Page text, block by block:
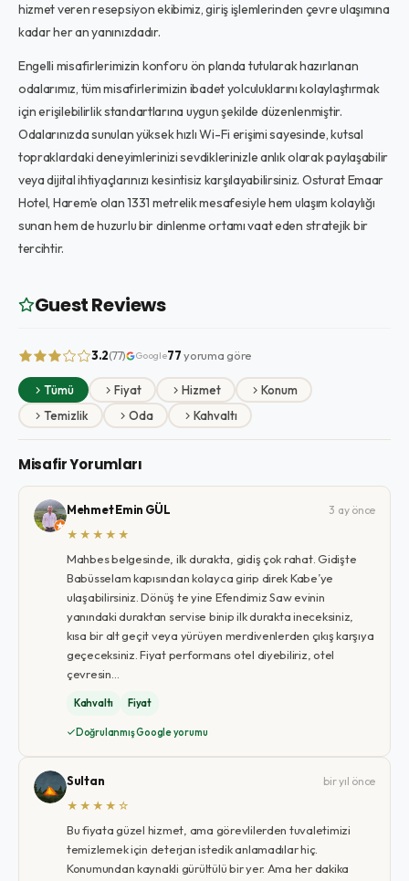
hizmet veren resepsiyon ekibimiz, giriş işlemlerinden çevre ulaşımına
kadar her an yanınızdadır.
Engelli misafirlerimizin konforu ön planda tutularak hazırlanan
odalarımız, tüm misafirlerimizin ibadet yolculuklarını kolaylaştırmak
için erişilebilirlik standartlarına uygun şekilde düzenlenmiştir.
Odalarınızda sunulan yüksek hızlı Wi-Fi erişimi sayesinde, kutsal
topraklardaki deneyimlerinizi sevdiklerinizle anlık olarak paylaşabilir
veya dijital ihtiyaçlarınızı kesintisiz karşılayabilirsiniz. Osturat Emaar
Hotel, Harem'e olan 1331 metrelik mesafesiyle hem ulaşım kolaylığı
sunan hem de huzurlu bir dinlenme ortamı vaat eden stratejik bir
tercihtir.
Guest Reviews
3.2(77) Google77yoruma göre
Tümü Fiyat Hizmet
Konum
Temizlik
Oda Kahvaltı
Misafir Yorumları
Mehmet Emin GÜL
3 ay önce
★★★★★
Mahbes belgesinde, ilk durakta, gidiş çok rahat. Gidişte
Babüsselam kapısından kolayca girip direk Kabe’ye
ulaşabilirsiniz. Dönüş te yine Efendimiz Saw evinin
yanındaki duraktan servise binip ilk durakta ineceksiniz,
kısa bir alt geçit veya yürüyen merdivenlerden çıkış karşıya
geçeceksiniz. Fiyat performans otel diyebiliriz, otel
çevresin…
Kahvaltı Fiyat
Doğrulanmış Google yorumu
Sultan
bir yıl önce
★★★★☆
Bu fiyata güzel hizmet, ama görevlilerden tuvaletimizi
temizlemek için deterjan istedik anlamadılar hiç.
Konumundan kaynakli gürültülü bir yer. Ama her dakika